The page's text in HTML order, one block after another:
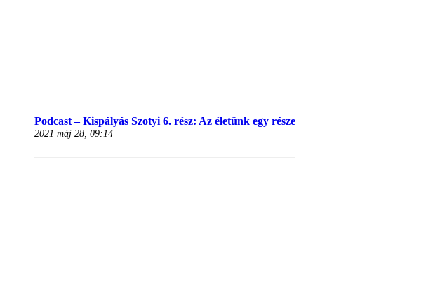
Podcast – Kispályás Szotyi 6. rész: Az életünk egy része
2021 máj 28, 09:14